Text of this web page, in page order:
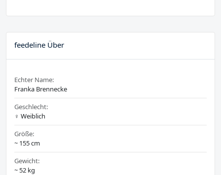
feedeline Über
Echter Name:
Franka Brennecke
Geschlecht:
♀️ Weiblich
Größe:
~ 155 cm
Gewicht:
~ 52 kg